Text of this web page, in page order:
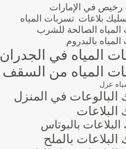
رخيص في الإمارات
بلاعات تسربات المياه
الصالحة للشرب
بالبدروم
المياه في الجدران
المياه من السقف
عزل
البالوعات في المنزل
البلاعات
بالبوتاس
بالملح